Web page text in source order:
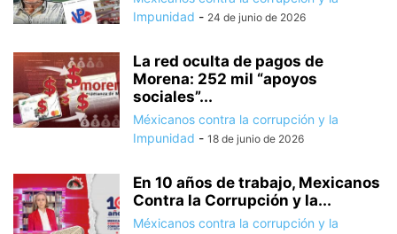
Impunidad - 24 de junio de 2026
La red oculta de pagos de
Morena: 252 mil “apoyos
sociales”...
Méxicanos contra la corrupción y la
Impunidad - 18 de junio de 2026
En 10 años de trabajo, Mexicanos
Contra la Corrupción y la...
Méxicanos contra la corrupción y la